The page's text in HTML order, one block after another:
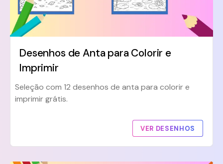
Desenhos de Anta para Colorir e
Imprimir
Seleção com 12 desenhos de anta para colorir e
imprimir grátis.
VER DESENHOS